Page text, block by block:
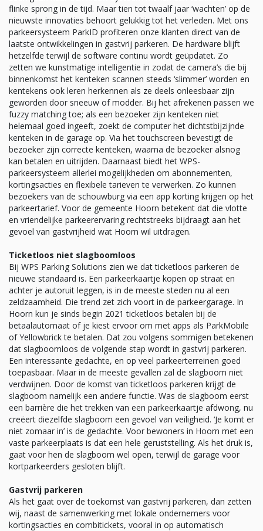
flinke sprong in de tijd. Maar tien tot twaalf jaar ‘wachten’ op de
nieuwste innovaties behoort gelukkig tot het verleden. Met ons
parkeersysteem ParkID profiteren onze klanten direct van de
laatste ontwikkelingen in gastvrij parkeren. De hardware blijft
hetzelfde terwijl de software continu wordt geüpdatet. Zo
zetten we kunstmatige intelligentie in zodat de camera’s die bij
binnenkomst het kenteken scannen steeds ‘slimmer’ worden en
kentekens ook leren herkennen als ze deels onleesbaar zijn
geworden door sneeuw of modder. Bij het afrekenen passen we
fuzzy matching toe; als een bezoeker zijn kenteken niet
helemaal goed ingeeft, zoekt de computer het dichtstbijzijnde
kenteken in de garage op. Via het touchscreen bevestigt de
bezoeker zijn correcte kenteken, waarna de bezoeker alsnog
kan betalen en uitrijden. Daarnaast biedt het WPS-
parkeersysteem allerlei mogelijkheden om abonnementen,
kortingsacties en flexibele tarieven te verwerken. Zo kunnen
bezoekers van de schouwburg via een app korting krijgen op het
parkeertarief. Voor de gemeente Hoorn betekent dat die vlotte
en vriendelijke parkeerervaring rechtstreeks bijdraagt aan het
gevoel van gastvrijheid wat Hoorn wil uitdragen.
Ticketloos niet slagboomloos
Bij WPS Parking Solutions zien we dat ticketloos parkeren de
nieuwe standaard is. Een parkeerkaartje kopen op straat en
achter je autoruit leggen, is in de meeste steden nu al een
zeldzaamheid. Die trend zet zich voort in de parkeergarage. In
Hoorn kun je sinds begin 2021 ticketloos betalen bij de
betaalautomaat of je kiest ervoor om met apps als ParkMobile
of Yellowbrick te betalen. Dat zou volgens sommigen betekenen
dat slagboomloos de volgende stap wordt in gastvrij parkeren.
Een interessante gedachte, en op veel parkeerterreinen goed
toepasbaar. Maar in de meeste gevallen zal de slagboom niet
verdwijnen. Door de komst van ticketloos parkeren krijgt de
slagboom namelijk een andere functie. Was de slagboom eerst
een barrière die het trekken van een parkeerkaartje afdwong, nu
creëert diezelfde slagboom een gevoel van veiligheid. ‘Je komt er
niet zomaar in’ is de gedachte. Voor bewoners in Hoorn met een
vaste parkeerplaats is dat een hele geruststelling. Als het druk is,
gaat voor hen de slagboom wel open, terwijl de garage voor
kortparkeerders gesloten blijft.
Gastvrij parkeren
Als het gaat over de toekomst van gastvrij parkeren, dan zetten
wij, naast de samenwerking met lokale ondernemers voor
kortingsacties en combitickets, vooral in op automatisch